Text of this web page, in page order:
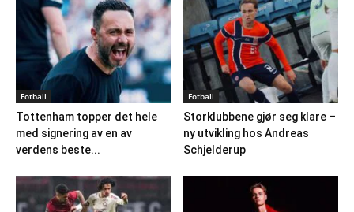
Fotball
Tottenham topper det hele
med signering av en av
verdens beste...
Fotball
Storklubbene gjør seg klare –
ny utvikling hos Andreas
Schjelderup